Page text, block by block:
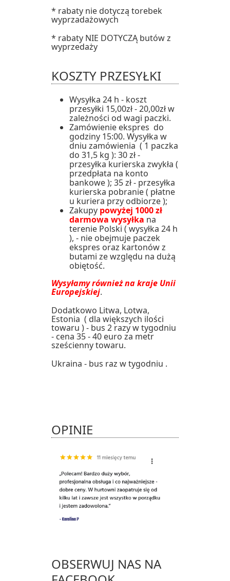
* rabaty nie dotyczą torebek
wyprzadażowych
* rabaty NIE DOTYCZĄ butów z
wyprzedaży
KOSZTY PRZESYŁKI
Wysyłka 24 h - koszt
przesyłki 15,00zł - 20,00zł w
zależności od wagi paczki.
Zamówienie ekspres do
godziny 15:00. Wysyłka w
dniu zamówienia ( 1 paczka
do 31,5 kg ): 30 zł -
przesyłka kurierska zwykła (
przedpłata na konto
bankowe ); 35 zł - przesyłka
kurierska pobranie ( płatne
u kuriera przy odbiorze );
Zakupy powyżej 1000 zł
darmowa wysyłka na
terenie Polski ( wysyłka 24 h
), - nie obejmuje paczek
ekspres oraz kartonów z
butami ze względu na dużą
obiętość.
Wysyłamy również na kraje Unii
Europejskiej.
Dodatkowo Litwa, Lotwa,
Estonia ( dla większych ilości
towaru ) - bus 2 razy w tygodniu
- cena 35 - 40 euro za metr
sześcienny towaru.
Ukraina - bus raz w tygodniu .
OPINIE
OBSERWUJ NAS NA